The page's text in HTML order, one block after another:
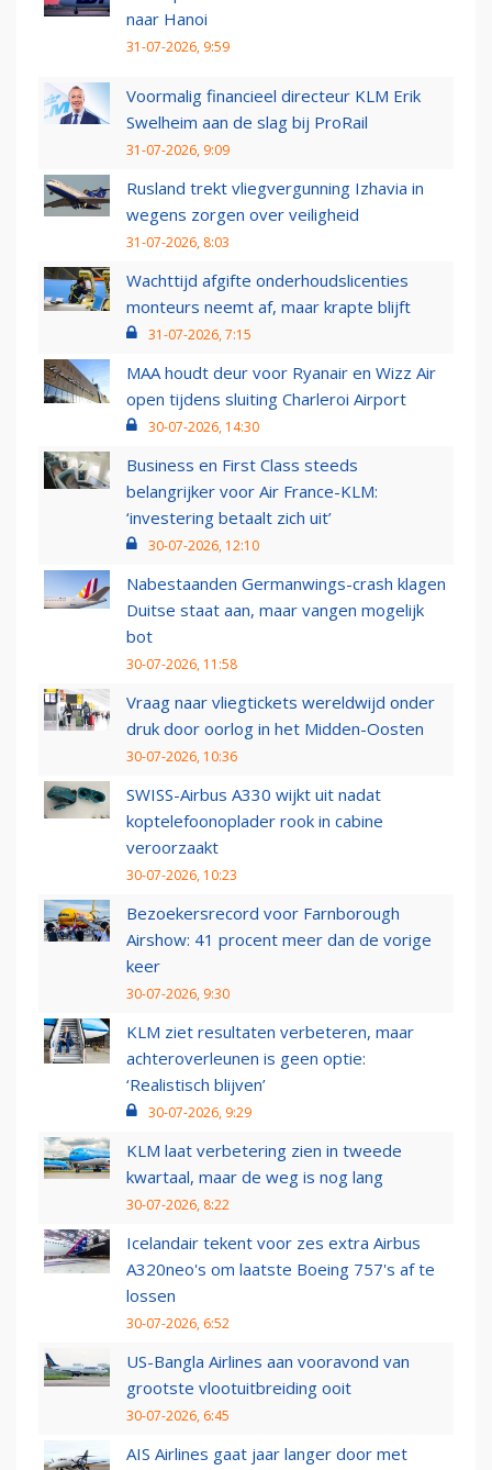
naar Hanoi
31-07-2026, 9:59
Voormalig financieel directeur KLM Erik
Swelheim aan de slag bij ProRail
31-07-2026, 9:09
Rusland trekt vliegvergunning Izhavia in
wegens zorgen over veiligheid
31-07-2026, 8:03
Wachttijd afgifte onderhoudslicenties
monteurs neemt af, maar krapte blijft
31-07-2026, 7:15
MAA houdt deur voor Ryanair en Wizz Air
open tijdens sluiting Charleroi Airport
30-07-2026, 14:30
Business en First Class steeds
belangrijker voor Air France-KLM:
‘investering betaalt zich uit’
30-07-2026, 12:10
Nabestaanden Germanwings-crash klagen
Duitse staat aan, maar vangen mogelijk
bot
30-07-2026, 11:58
Vraag naar vliegtickets wereldwijd onder
druk door oorlog in het Midden-Oosten
30-07-2026, 10:36
SWISS-Airbus A330 wijkt uit nadat
koptelefoonoplader rook in cabine
veroorzaakt
30-07-2026, 10:23
Bezoekersrecord voor Farnborough
Airshow: 41 procent meer dan de vorige
keer
30-07-2026, 9:30
KLM ziet resultaten verbeteren, maar
achteroverleunen is geen optie:
‘Realistisch blijven’
30-07-2026, 9:29
KLM laat verbetering zien in tweede
kwartaal, maar de weg is nog lang
30-07-2026, 8:22
Icelandair tekent voor zes extra Airbus
A320neo's om laatste Boeing 757's af te
lossen
30-07-2026, 6:52
US-Bangla Airlines aan vooravond van
grootste vlootuitbreiding ooit
30-07-2026, 6:45
AIS Airlines gaat jaar langer door met